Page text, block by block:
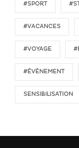
#SPORT
#VACANCES
#VOYAGE
#ÉVÈNEMENT
SENSIBILISATION